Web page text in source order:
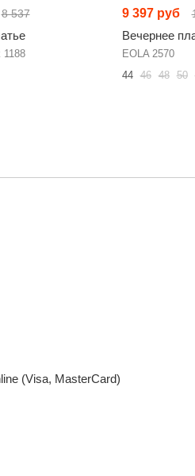
8 537 9 397 руб
Вечернее
EOLA 2570
44 46 48 50
(Visa, MasterCard)